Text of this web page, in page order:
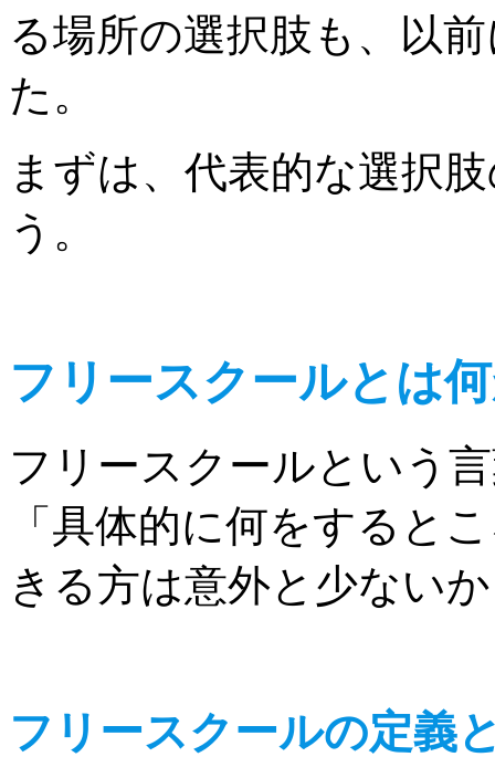
る場所の選択肢も、以
た。
まずは、代表的な選択
う。
フリースクールとは
フリースクールという
「具体的に何をすると
きる方は意外と少ない
フリースクールの定義